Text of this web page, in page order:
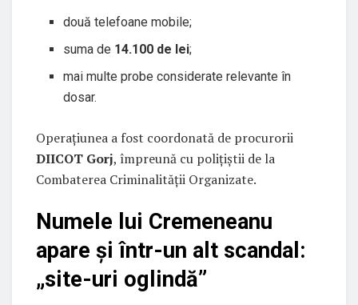
două telefoane mobile;
suma de 14.100 de lei;
mai multe probe considerate relevante în
dosar.
Operațiunea a fost coordonată de procurorii
DIICOT Gorj, împreună cu polițiștii de la
Combaterea Criminalității Organizate.
Numele lui Cremeneanu
apare și într-un alt scandal:
„site-uri oglindă”